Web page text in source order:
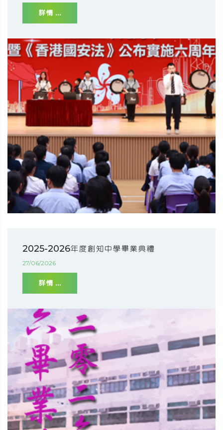
詳情 ...
2025-2026年度創知中學畢業典禮
27/06/2026
詳情 ...